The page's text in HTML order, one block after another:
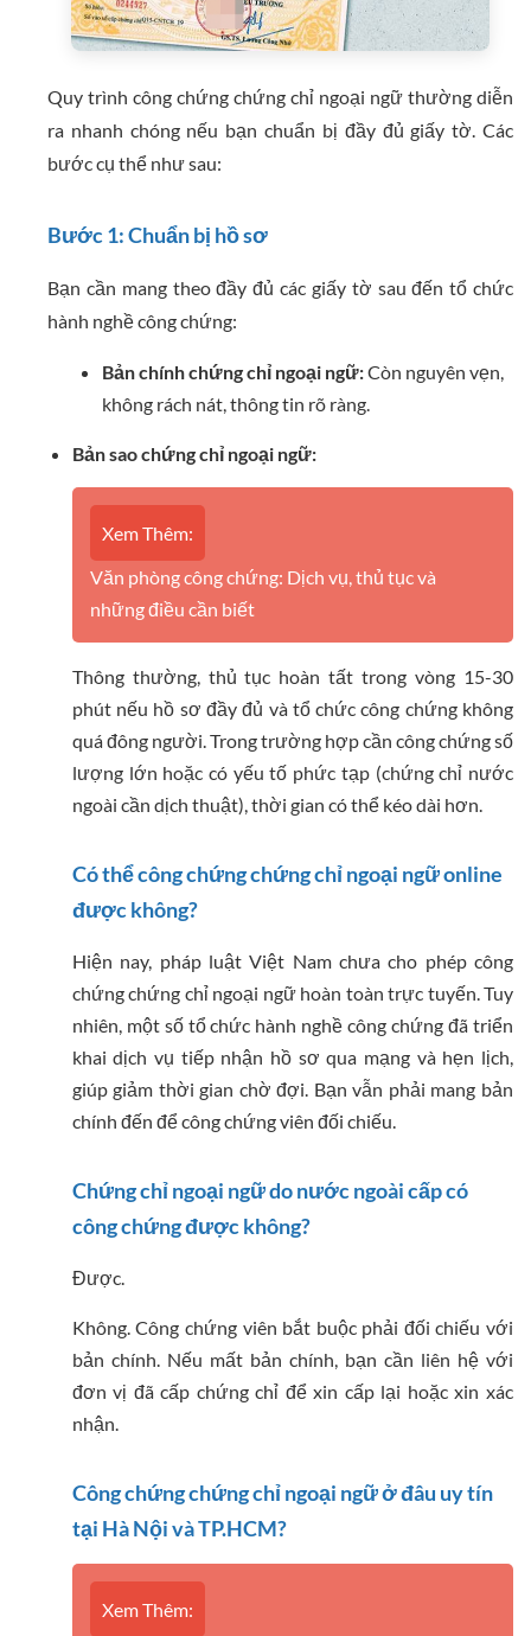
Quy trình công chứng chứng chỉ ngoại ngữ thường diễn
ra nhanh chóng nếu bạn chuẩn bị đầy đủ giấy tờ. Các
bước cụ thể như sau:
Bước 1: Chuẩn bị hồ sơ
Bạn cần mang theo đầy đủ các giấy tờ sau đến tổ chức
hành nghề công chứng:
Bản chính chứng chỉ ngoại ngữ:Còn nguyên vẹn,
không rách nát, thông tin rõ ràng.
Bản sao chứng chỉ ngoại ngữ:
Xem Thêm:
Văn phòng công chứng: Dịch vụ, thủ tục và
những điều cần biết
Thông thường, thủ tục hoàn tất trong vòng 15-30
phút nếu hồ sơ đầy đủ và tổ chức công chứng không
quá đông người. Trong trường hợp cần công chứng số
lượng lớn hoặc có yếu tố phức tạp (chứng chỉ nước
ngoài cần dịch thuật), thời gian có thể kéo dài hơn.
Có thể công chứng chứng chỉ ngoại ngữ online
được không?
Hiện nay, pháp luật Việt Nam chưa cho phép công
chứng chứng chỉ ngoại ngữ hoàn toàn trực tuyến. Tuy
nhiên, một số tổ chức hành nghề công chứng đã triển
khai dịch vụ tiếp nhận hồ sơ qua mạng và hẹn lịch,
giúp giảm thời gian chờ đợi. Bạn vẫn phải mang bản
chính đến để công chứng viên đối chiếu.
Chứng chỉ ngoại ngữ do nước ngoài cấp có
công chứng được không?
Được.
Không. Công chứng viên bắt buộc phải đối chiếu với
bản chính. Nếu mất bản chính, bạn cần liên hệ với
đơn vị đã cấp chứng chỉ để xin cấp lại hoặc xin xác
nhận.
Công chứng chứng chỉ ngoại ngữ ở đâu uy tín
tại Hà Nội và TP.HCM?
Xem Thêm: